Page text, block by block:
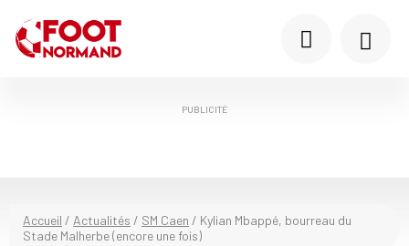
PUBLICITÉ
Accueil / Actualités / SM Caen / Kylian Mbappé, bourreau du
Stade Malherbe (encore une fois)